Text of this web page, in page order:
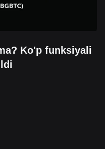
Ko'p funksiyali